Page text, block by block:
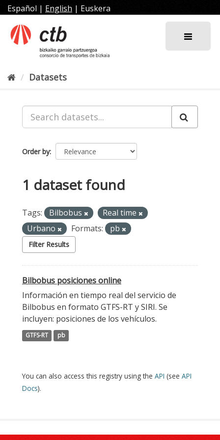
Skip
to
content
Español | English | Euskera
Datasets
Order by
1 dataset found
Tags: Bilbobus
Real time
Urbano
Formats: pb
Filter Results
Bilbobus posiciones online
Información en tiempo real del servicio de
Bilbobus en formato GTFS-RT y SIRI. Se
incluyen: posiciones de los vehículos.
GTFS-RT pb
You can also access this registry using the API (see API
Docs).